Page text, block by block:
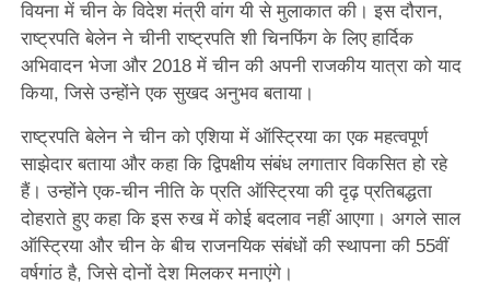
वियना में चीन के विदेश मंत्री वांग यी से मुलाकात की। इस दौरान,
राष्ट्रपति बेलेन ने चीनी राष्ट्रपति शी चिनफिंग के लिए हार्दिक
अभिवादन भेजा और 2018 में चीन की अपनी राजकीय यात्रा को याद
किया, जिसे उन्होंने एक सुखद अनुभव बताया।
राष्ट्रपति बेलेन ने चीन को एशिया में ऑस्ट्रिया का एक महत्वपूर्ण
साझेदार बताया और कहा कि द्विपक्षीय संबंध लगातार विकसित हो रहे
हैं। उन्होंने एक-चीन नीति के प्रति ऑस्ट्रिया की दृढ़ प्रतिबद्धता
दोहराते हुए कहा कि इस रुख में कोई बदलाव नहीं आएगा। अगले साल
ऑस्ट्रिया और चीन के बीच राजनयिक संबंधों की स्थापना की 55वीं
वर्षगांठ है, जिसे दोनों देश मिलकर मनाएंगे।